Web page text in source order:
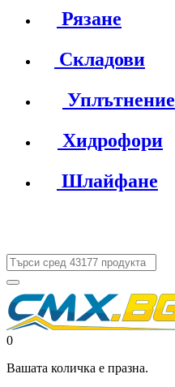
Рязане
Складови
Уплътнение
Хидрофори
Шлайфане
0
Вашата количка е празна.